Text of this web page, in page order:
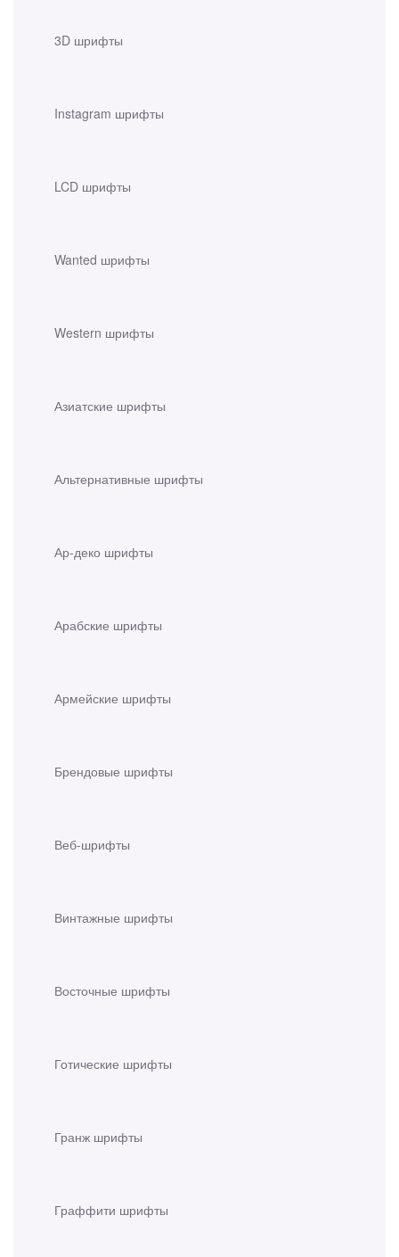
3D шрифты
Instagram шрифты
LCD шрифты
Wanted шрифты
Western шрифты
Азиатские шрифты
Альтернативные шрифты
Ар-деко шрифты
Арабские шрифты
Армейские шрифты
Брендовые шрифты
Веб-шрифты
Винтажные шрифты
Восточные шрифты
Готические шрифты
Гранж шрифты
Граффити шрифты